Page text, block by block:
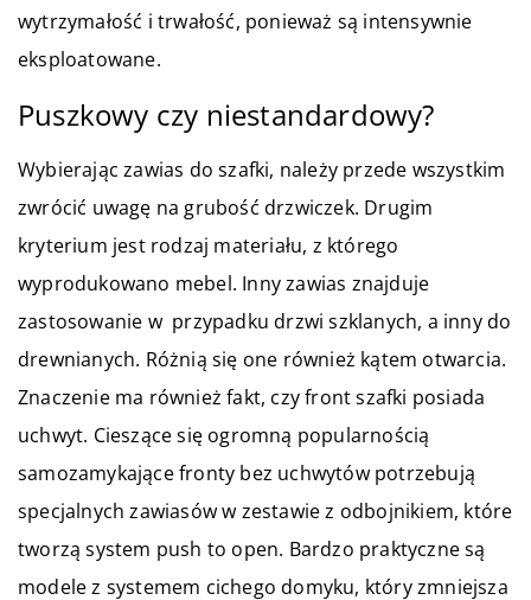
wytrzymałość i trwałość, ponieważ są intensywnie
eksploatowane.
Puszkowy czy niestandardowy?
Wybierając zawias do szafki, należy przede wszystkim
zwrócić uwagę na grubość drzwiczek. Drugim
kryterium jest rodzaj materiału, z którego
wyprodukowano mebel. Inny zawias znajduje
zastosowanie w przypadku drzwi szklanych, a inny do
drewnianych. Różnią się one również kątem otwarcia.
Znaczenie ma również fakt, czy front szafki posiada
uchwyt. Cieszące się ogromną popularnością
samozamykające fronty bez uchwytów potrzebują
specjalnych zawiasów w zestawie z odbojnikiem, które
tworzą system push to open. Bardzo praktyczne są
modele z systemem cichego domyku, który zmniejsza